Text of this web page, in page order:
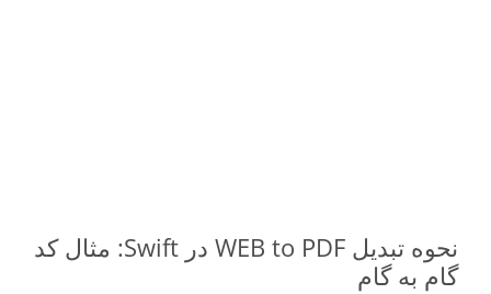
نحوه تبدیل WEB to PDF در Swift: مثال کد
گام به گام